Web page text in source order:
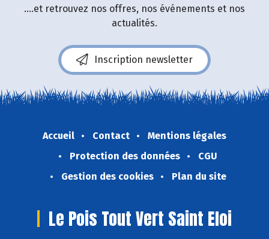
....et retrouvez nos offres, nos événements et nos
actualités.
Inscription newsletter
Accueil Contact
Mentions légales
Protection des données
CGU
Gestion des cookies
Plan du site
Le Pois Tout Vert Saint Eloi